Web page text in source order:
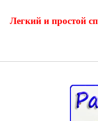
Легкий и простой